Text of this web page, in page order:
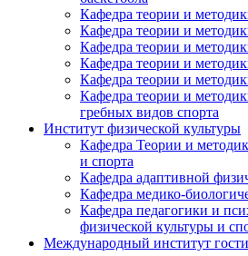
Кафедра теории и
Кафедра теории и
Кафедра теории и
Кафедра теории и
Кафедра теории и
Кафедра теории и
гребных видов спорта
Институт физической культуры
Кафедра Теории и
и спорта
Кафедра адаптивной
Кафедра медико-
Кафедра педагогики и
физической культуры и
Международный институт